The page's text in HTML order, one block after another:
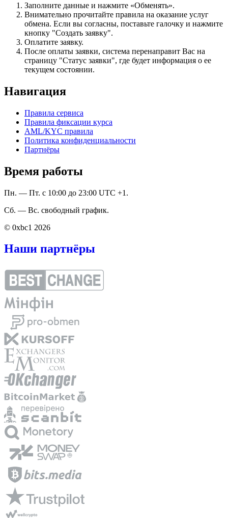
Заполните данные и нажмите «Обменять».
Внимательно прочитайте правила на оказание услуг
обмена. Если вы согласны, поставьте галочку и нажмите
кнопку "Создать заявку".
Оплатите заявку.
После оплаты заявки, система перенаправит Вас на
страницу "Статус заявки", где будет информация о ее
текущем состоянии.
Навигация
Правила сервиса
Правила фиксации курса
AML/KYC правила
Политика конфиденциальности
Партнёры
Время работы
Пн. — Пт. с 10:00 до 23:00 UTC +1.
Сб. — Вс. свободный график.
© 0xbc1 2026
Наши партнёры